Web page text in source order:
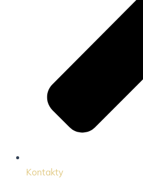
Kontakty